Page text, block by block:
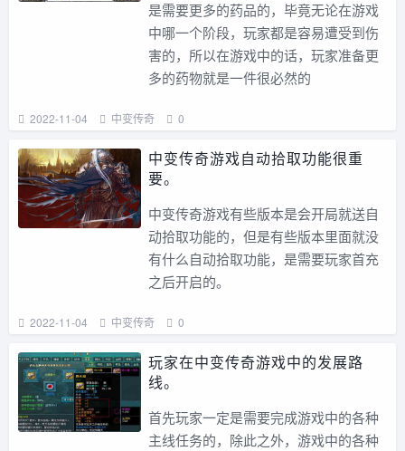
是需要更多的药品的，毕竟无论在游戏
中哪一个阶段，玩家都是容易遭受到伤
害的，所以在游戏中的话，玩家准备更
多的药物就是一件很必然的
2022-11-04 中变传奇 0
中变传奇游戏自动拾取功能很重
要。
中变传奇游戏有些版本是会开局就送自
动拾取功能的，但是有些版本里面就没
有什么自动拾取功能，是需要玩家首充
之后开启的。
2022-11-04 中变传奇 0
玩家在中变传奇游戏中的发展路
线。
首先玩家一定是需要完成游戏中的各种
主线任务的，除此之外，游戏中的各种